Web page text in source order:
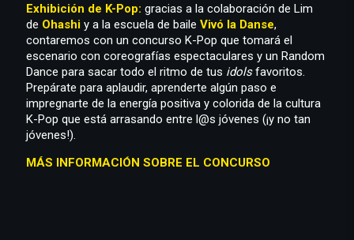
Exhibición de K-Pop: gracias a la colaboración de Lim
de Ohashi y a la escuela de baile Vivó la Danse,
contaremos con un concurso K-Pop que tomará el
escenario con coreografías espectaculares y un Random
Dance para sacar todo el ritmo de tus idolsfavoritos.
Prepárate para aplaudir, aprenderte algún paso e
impregnarte de la energía positiva y colorida de la cultura
K-Pop que está arrasando entre l@s jóvenes (¡y no tan
jóvenes!).
MÁS INFORMACIÓN SOBRE EL CONCURSO